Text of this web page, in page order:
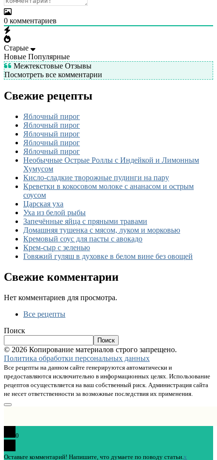
0 комментариев
Старые
Новые Популярные
Межтекстовые Отзывы
Посмотреть все комментарии
Свежие рецепты
Яблочный пирог
Яблочный пирог
Яблочный пирог
Яблочный пирог
Яблочный пирог
Необычные Острые Роллы с Индейкой и Лимонным
Хумусом
Кисло-сладкие творожные пудинги на пару
Креветки в кокосовом молоке с ананасом и острым
соусом
Царская уха
Уха из белой рыбы
Запечённые яйца с пряными травами
Домашняя тушенка с мясом, луком и морковью
Кремовый соус для пасты с авокадо
Крем-сыр с зеленью
Говяжий гуляш в духовке в белом вине без овощей
Свежие комментарии
Нет комментариев для просмотра.
Все рецепты
Поиск
Поиск
© 2026 Копирование материалов строго запрещено.
Политика обработки персональных данных
Все рецепты на данном сайте генерируются автоматически и
предоставляются исключительно в информационных целях. Использование
рецептов осуществляется на ваш собственный риск. Администрация сайта
не несет ответственности за возможные последствия их применения.
0
Оставьте комментарий! Напишите, что думаете по поводу статьи. x